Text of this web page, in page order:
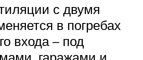
с двумя
в погребах
входа – под